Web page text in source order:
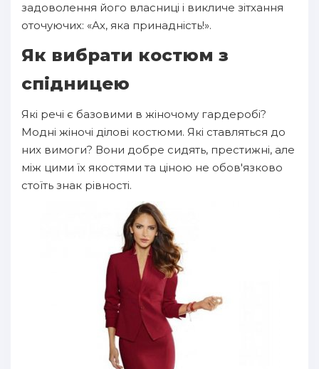
задоволення його власниці і викличе зітхання
оточуючих: «Ах, яка принадність!».
Як вибрати костюм з
спідницею
Які речі є базовими в жіночому гардеробі?
Модні жіночі ділові костюми. Які ставляться до
них вимоги? Вони добре сидять, престижні, але
між цими їх якостями та ціною не обов'язково
стоїть знак рівності.